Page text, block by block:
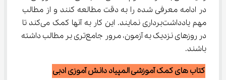
در ادامه معرفی شده را به دقت مطالعه کنند و از مطالب
مهم یادداشت‌برداری نمایند. این کار به آنها کمک می‌کند تا
در روزهای نزدیک به آزمون، مرور جامع‌تری بر مطالب داشته
باشند.
کتاب های کمک آموزشی المپیاد دانش آموزی ادبی